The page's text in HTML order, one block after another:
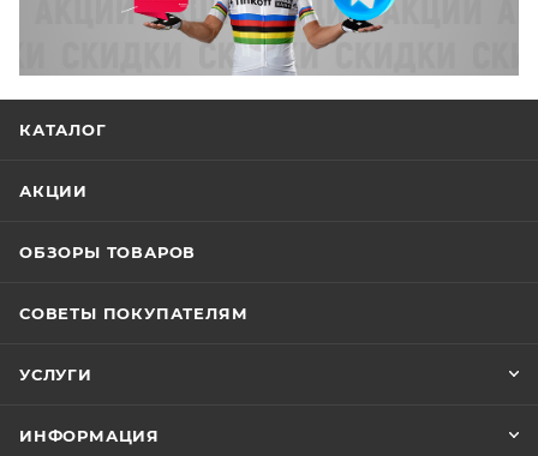
КАТАЛОГ
АКЦИИ
ОБЗОРЫ ТОВАРОВ
СОВЕТЫ ПОКУПАТЕЛЯМ
УСЛУГИ
ИНФОРМАЦИЯ